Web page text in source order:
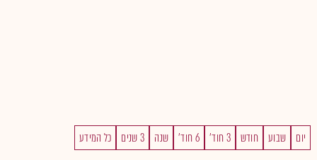
יום שבוע חודש 3 חוד' 6 חוד' שנה 3 שנים כל המידע